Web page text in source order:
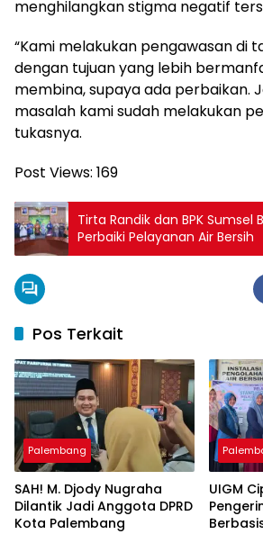
menghilangkan stigma negatif
“Kami melakukan pengawasan di
dengan tujuan yang lebih
membina, supaya ada perbaikan.
masalah kami sudah melakukan
tukasnya.
Post Views: 169
Tirta Randik dan BPK Sumsel
Perbaiki Pelayanan Air Bersih
Pos Terkait
Palembang
SAH! M. Djody Nugraha
Dilantik Jadi Anggota DPRD
Kota Palembang
UIGM